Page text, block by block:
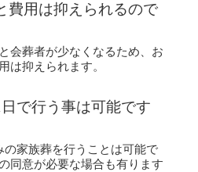
費用は抑えられるので
会葬者が少なくなるため、お
は抑えられます。
で行う事は可能です
の家族葬を行うことは可能で
同意が必要な場合も有ります